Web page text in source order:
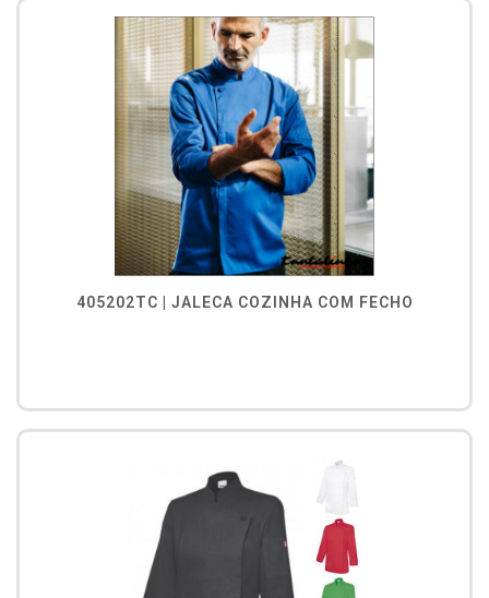
405202TC | JALECA COZINHA COM FECHO